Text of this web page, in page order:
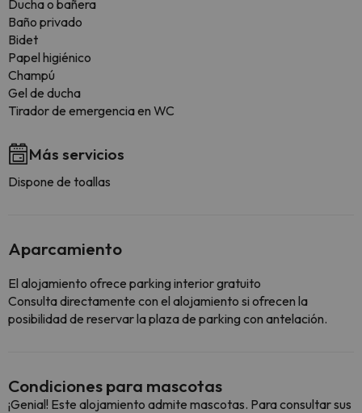
Ducha o bañera
Baño privado
Bidet
Papel higiénico
Champú
Gel de ducha
Tirador de emergencia en WC
Más servicios
Dispone de toallas
Aparcamiento
El alojamiento ofrece parking interior gratuito
Consulta directamente con el alojamiento si ofrecen la
posibilidad de reservar la plaza de parking con antelación.
Condiciones para mascotas
¡Genial! Este alojamiento admite mascotas. Para consultar sus